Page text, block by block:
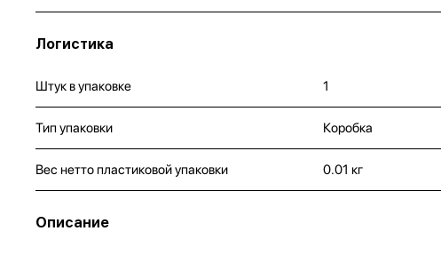
Логистика
Штук в упаковке 1
Тип упаковки Коробка
Вес нетто пластиковой упаковки 0.01 кг
Описание